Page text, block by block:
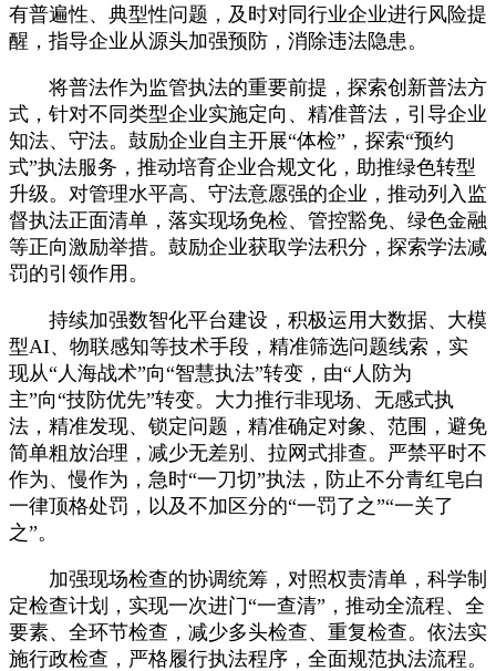
有普遍性、典型性问题，及时对同行业企业进行风险提
醒，指导企业从源头加强预防，消除违法隐患。
将普法作为监管执法的重要前提，探索创新普法方
式，针对不同类型企业实施定向、精准普法，引导企业
知法、守法。鼓励企业自主开展“体检”，探索“预约
式”执法服务，推动培育企业合规文化，助推绿色转型
升级。对管理水平高、守法意愿强的企业，推动列入监
督执法正面清单，落实现场免检、管控豁免、绿色金融
等正向激励举措。鼓励企业获取学法积分，探索学法减
罚的引领作用。
持续加强数智化平台建设，积极运用大数据、大模
型AI、物联感知等技术手段，精准筛选问题线索，实
现从“人海战术”向“智慧执法”转变，由“人防为
主”向“技防优先”转变。大力推行非现场、无感式执
法，精准发现、锁定问题，精准确定对象、范围，避免
简单粗放治理，减少无差别、拉网式排查。严禁平时不
作为、慢作为，急时“一刀切”执法，防止不分青红皂白
一律顶格处罚，以及不加区分的“一罚了之”“一关了
之”。
加强现场检查的协调统筹，对照权责清单，科学制
定检查计划，实现一次进门“一查清”，推动全流程、全
要素、全环节检查，减少多头检查、重复检查。依法实
施行政检查，严格履行执法程序，全面规范执法流程。